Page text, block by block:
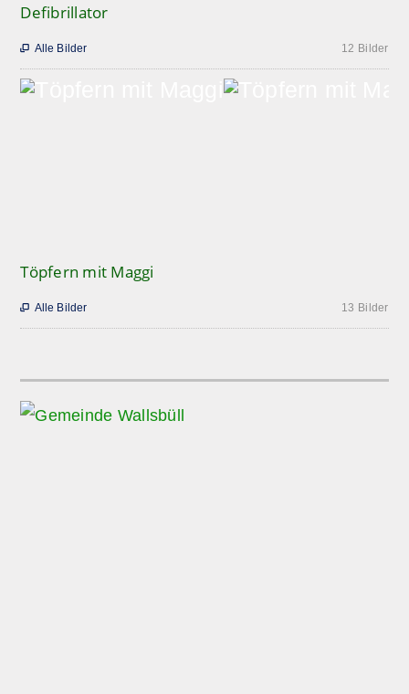
Defibrillator
12 Bilder
 Alle Bilder
Töpfern mit Maggi
13 Bilder
 Alle Bilder